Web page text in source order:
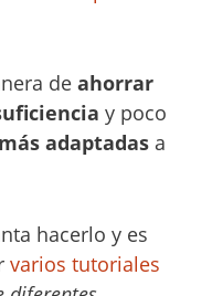
de ahorrar
y poco
adaptadas a
hacerlo y es
varios tutoriales